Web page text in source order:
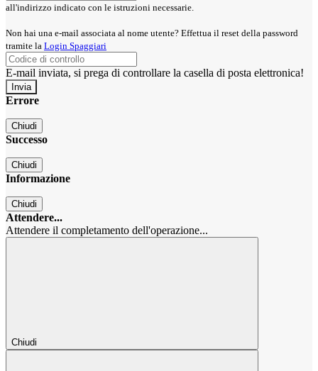
all'indirizzo indicato con le istruzioni necessarie.
Non hai una e-mail associata al nome utente? Effettua il reset della password
tramite la Login Spaggiari
E-mail inviata, si prega di controllare la casella di posta elettronica!
Errore
Chiudi
Successo
Chiudi
Informazione
Chiudi
Attendere...
Attendere il completamento dell'operazione...
Chiudi